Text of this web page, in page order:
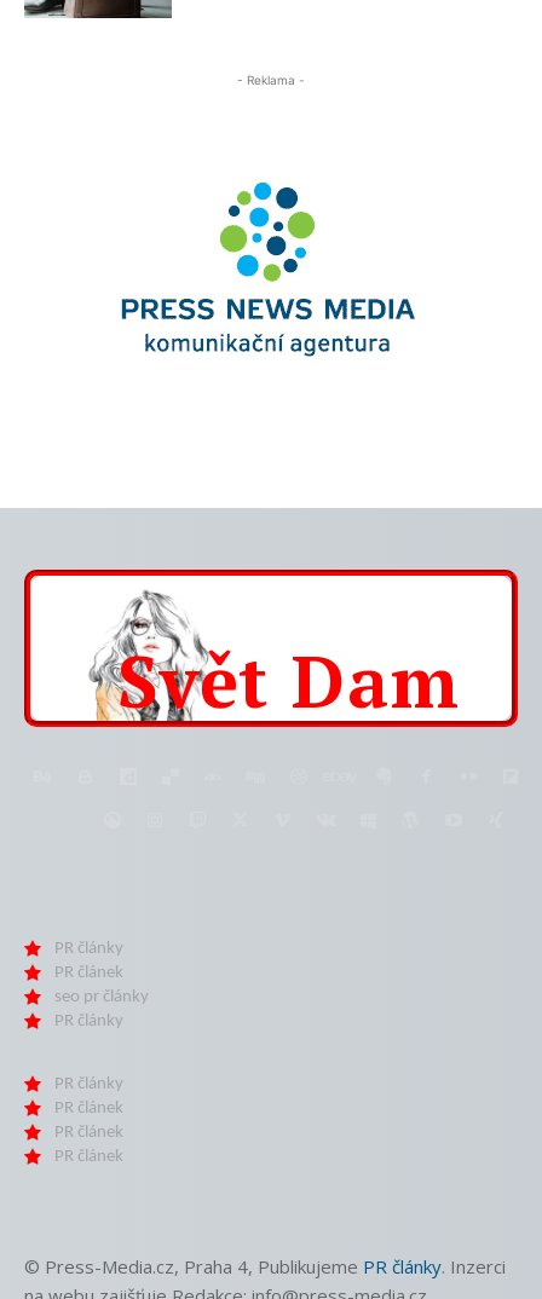
- Reklama -
Svět Dam
PR články
PR článek
seo pr články
PR články
PR články
PR článek
PR článek
PR článek
© Press-Media.cz, Praha 4, Publikujeme PR články. Inzerci